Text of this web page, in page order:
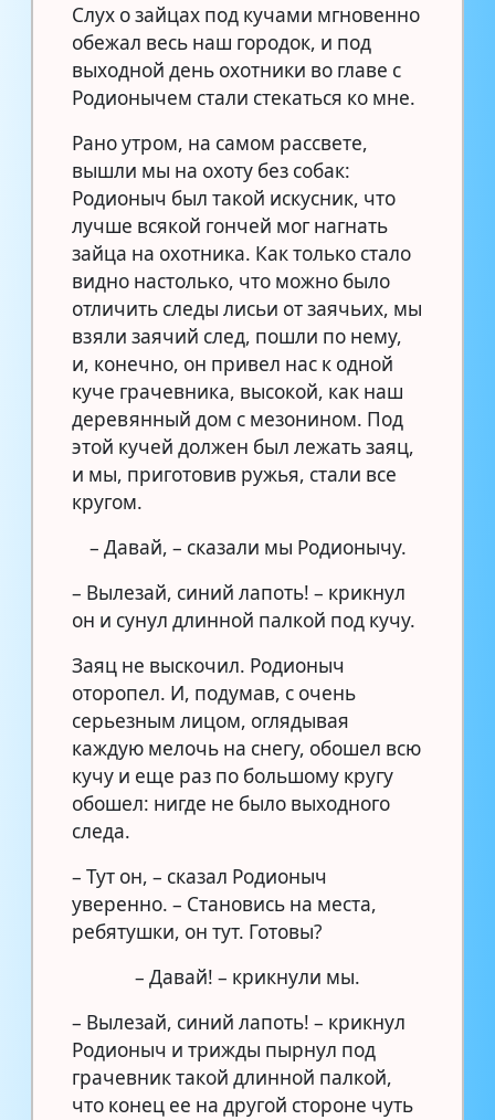
Слух о зайцах под кучами мгновенно
обежал весь наш городок, и под
выходной день охотники во главе с
Родионычем стали стекаться ко мне.
Рано утром, на самом рассвете,
вышли мы на охоту без собак:
Родионыч был такой искусник, что
лучше всякой гончей мог нагнать
зайца на охотника. Как только стало
видно настолько, что можно было
отличить следы лисьи от заячьих, мы
взяли заячий след, пошли по нему,
и, конечно, он привел нас к одной
куче грачевника, высокой, как наш
деревянный дом с мезонином. Под
этой кучей должен был лежать заяц,
и мы, приготовив ружья, стали все
кругом.
– Давай, – сказали мы Родионычу.
– Вылезай, синий лапоть! – крикнул
он и сунул длинной палкой под кучу.
Заяц не выскочил. Родионыч
оторопел. И, подумав, с очень
серьезным лицом, оглядывая
каждую мелочь на снегу, обошел всю
кучу и еще раз по большому кругу
обошел: нигде не было выходного
следа.
– Тут он, – сказал Родионыч
уверенно. – Становись на места,
ребятушки, он тут. Готовы?
– Давай! – крикнули мы.
– Вылезай, синий лапоть! – крикнул
Родионыч и трижды пырнул под
грачевник такой длинной палкой,
что конец ее на другой стороне чуть